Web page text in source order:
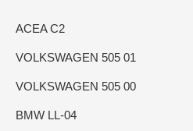
ACEA C2
VOLKSWAGEN 505 01
VOLKSWAGEN 505 00
BMW LL-04